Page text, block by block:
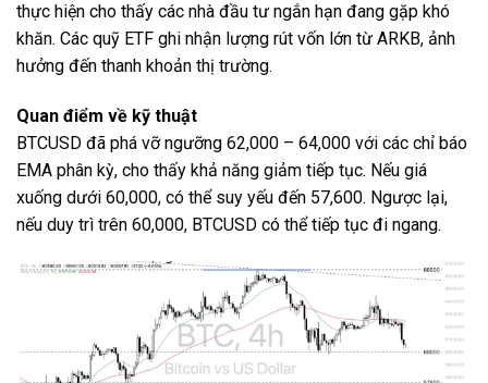
thực hiện cho thấy các nhà đầu tư ngắn hạn đang gặp khó
khăn. Các quỹ ETF ghi nhận lượng rút vốn lớn từ ARKB, ảnh
hưởng đến thanh khoản thị trường.
Quan điểm về kỹ thuật
BTCUSD đã phá vỡ ngưỡng 62,000 – 64,000 với các chỉ báo
EMA phân kỳ, cho thấy khả năng giảm tiếp tục. Nếu giá
xuống dưới 60,000, có thể suy yếu đến 57,600. Ngược lại,
nếu duy trì trên 60,000, BTCUSD có thể tiếp tục đi ngang.